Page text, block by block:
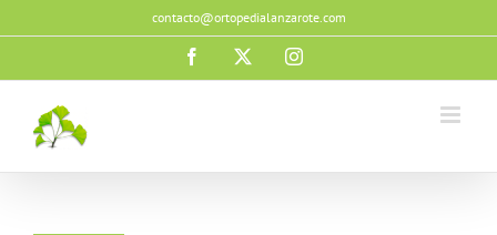
al
contacto@ortopedialanzarote.com
Facebook Instagram